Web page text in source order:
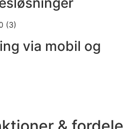
via mobil og